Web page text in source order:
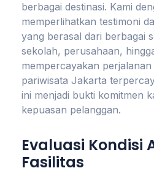
berbagai destinasi. Kami
memperlihatkan testimoni
yang berasal dari berbagai
sekolah, perusahaan,
mempercayakan
pariwisata Jakarta
ini menjadi bukti komitmen
kepuasan pelanggan.
Evaluasi Kondisi
Fasilitas